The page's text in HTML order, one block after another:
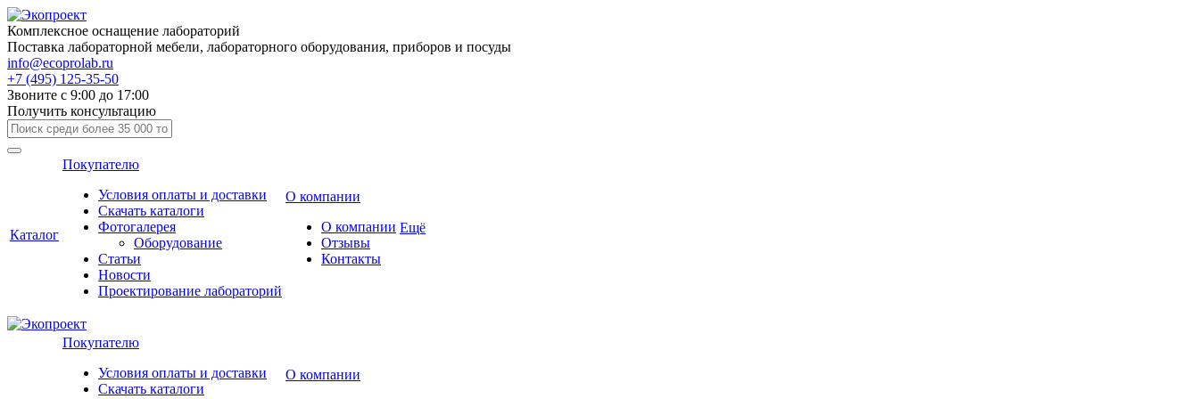
Комплексное оснащение лабораторий
Поставка лабораторной мебели, лабораторного оборудования, приборов и посуды
info@ecoprolab.ru
+7 (495) 125-35-50
Звоните с 9:00 до 17:00
Получить консультацию
Каталог
Покупателю
Условия оплаты и доставки
Скачать каталоги
Фотогалерея
Оборудование
Статьи
Новости
Проектирование лабораторий
О компании
О компании
Отзывы
Контакты
Ещё
Покупателю
Условия оплаты и доставки
Скачать каталоги
О компании